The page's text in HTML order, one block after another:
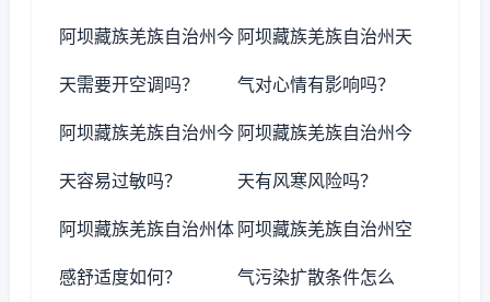
阿坝藏族羌族自治州今
天需要开空调吗？
阿坝藏族羌族自治州天
气对心情有影响吗？
阿坝藏族羌族自治州今
天容易过敏吗？
阿坝藏族羌族自治州今
天有风寒风险吗？
阿坝藏族羌族自治州体
感舒适度如何？
阿坝藏族羌族自治州空
气污染扩散条件怎么